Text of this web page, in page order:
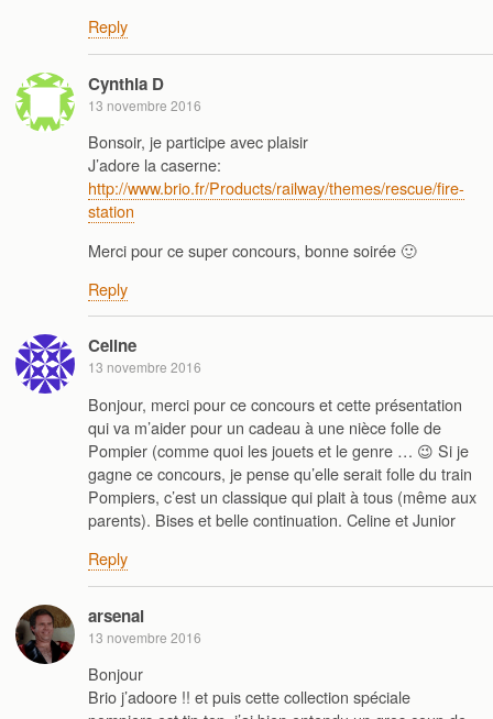
Reply
Cynthia D
13 novembre 2016
Bonsoir, je participe avec plaisir
J’adore la caserne:
http://www.brio.fr/Products/railway/themes/rescue/fire-
station
Merci pour ce super concours, bonne soirée 🙂
Reply
Celine
13 novembre 2016
Bonjour, merci pour ce concours et cette présentation
qui va m’aider pour un cadeau à une nièce folle de
Pompier (comme quoi les jouets et le genre … 😉 Si je
gagne ce concours, je pense qu’elle serait folle du train
Pompiers, c’est un classique qui plait à tous (même aux
parents). Bises et belle continuation. Celine et Junior
Reply
arsenal
13 novembre 2016
Bonjour
Brio j’adoore !! et puis cette collection spéciale